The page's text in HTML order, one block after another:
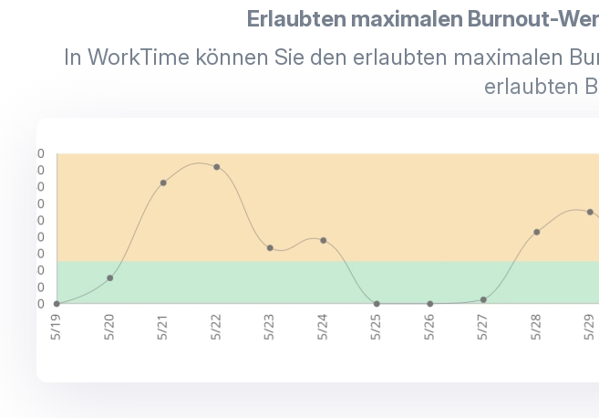
Erlaubten maximalen Burnout-
In WorkTime können Sie den erlaubten maximalen
erlaubten